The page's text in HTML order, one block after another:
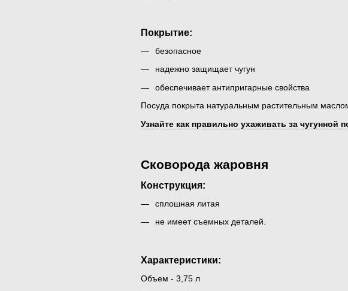
Покрытие:
безопасное
надежно защищает чугун
обеспечивает антипригарные свойства
Посуда покрыта натуральным растительным
Узнайте как правильно ухаживать за чугунной
Сковорода жаровня
Конструкция:
сплошная литая
не имеет съемных деталей.
Характеристики:
Объем - 3,75 л